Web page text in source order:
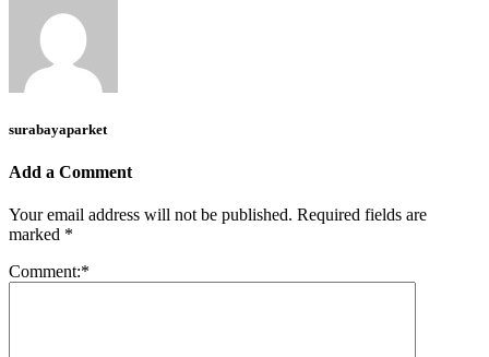
surabayaparket
Add a Comment
Your email address will not be published. Required fields are
marked *
Comment:*